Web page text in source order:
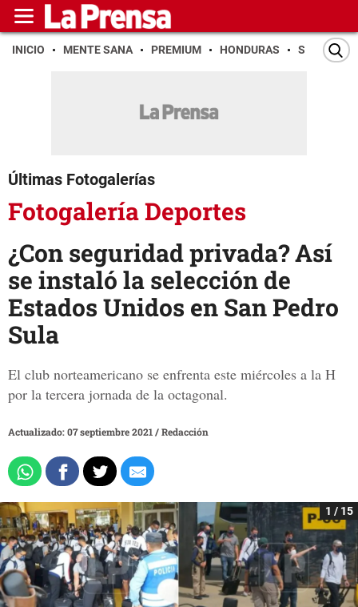
INICIO MENTE SANA PREMIUM HONDURAS SAN PEDRO
Últimas Fotogalerías
Fotogalería Deportes
¿Con seguridad privada? Así
se instaló la selección de
Estados Unidos en San Pedro
Sula
El club norteamericano se enfrenta este miércoles a la H
por la tercera jornada de la octagonal.
Actualizado: 07 septiembre 2021 /Redacción
1 / 15